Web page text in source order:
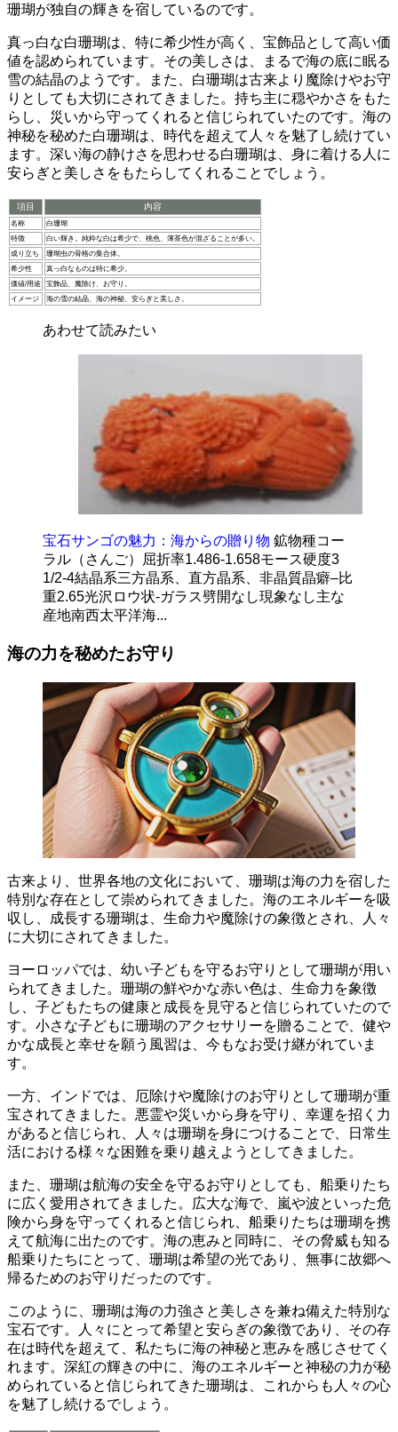
珊瑚が独自の輝きを宿しているのです。
真っ白な白珊瑚は、特に希少性が高く、宝飾品として高い価
値を認められています。その美しさは、まるで海の底に眠る
雪の結晶のようです。また、白珊瑚は古来より魔除けやお守
り としても大切にされてきました。持ち主に穏やかさをもた
らし、災いから守ってくれると信じられていたのです。海の
神秘を秘めた白珊瑚は、時代を超えて人々を魅了し続けてい
ます。深い海の静けさを思わせる白珊瑚は、身に着ける人に
安らぎと美しさをもたらしてくれることでしょう。
項目 内容
名称
白珊瑚
特徴
白い輝き。純粋な白は希少で、桃色、薄茶色が混ざることが多い。
成り立ち
珊瑚虫の骨格の集合体。
希少性
真っ白なものは特に希少。
価値/用途
宝飾品、魔除け、お守り。
イメージ
海の雪の結晶、海の神秘、安らぎと美しさ。
あわせて読みたい
宝石サンゴの魅力：海からの贈り物 鉱物種コー
ラル（さんご）屈折率1.486-1.658モース硬度3
1/2-4結晶系三方晶系、直方晶系、非晶質晶癖–比
重2.65光沢ロウ状-ガラス劈開なし現象なし主な
産地南西太平洋海...
海の力を秘めたお守り
古来より、世界各地の文化において、珊瑚は海の力を宿した
特別な存在として崇められてきました。 海のエネルギーを吸
収し、成長する珊瑚は、生命力や魔除けの象徴とされ、人々
に大切にされてきました。
ヨーロッパでは、 幼い子どもを守るお守り として珊瑚が用い
られてきました。珊瑚の鮮やかな赤い色は、生命力を象徴
し、子どもたちの健康と成長を見守ると信じられていたので
す。小さな子どもに珊瑚のアクセサリーを贈ることで、健や
かな成長と幸せを願う風習は、今もなお受け継がれていま
す。
一方、インドでは、 厄除けや魔除けのお守り として珊瑚が重
宝されてきました。悪霊や災いから身を守り、幸運を招く力
があると信じられ、人々は珊瑚を身につけることで、日常生
活における様々な困難を乗り越えようとしてきました。
また、珊瑚は航海の安全を守るお守り としても、船乗りたち
に広く愛用されてきました。広大な海で、嵐や波といった危
険から身を守ってくれると信じられ、船乗りたちは珊瑚を携
えて航海に出たのです。海の恵みと同時に、その脅威も知る
船乗りたちにとって、珊瑚は希望の光であり、無事に故郷へ
帰るためのお守りだったのです。
このように、 珊瑚は海の力強さと美しさを兼ね備えた特別な
宝石です。人々にとって希望と安らぎの象徴であり、その存
在は時代を超えて、私たちに海の神秘と恵みを感じさせてく
れます。深紅の輝きの中に、海のエネルギーと神秘の力が秘
められていると信じられてきた珊瑚は、これからも人々の心
を魅了し続けるでしょう。